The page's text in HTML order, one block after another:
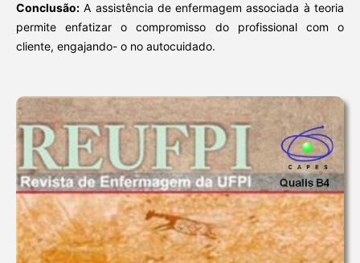
Conclusão:A assistência de enfermagem associada à teoria
permite enfatizar o compromisso do profissional com o
cliente, engajando- o no autocuidado.